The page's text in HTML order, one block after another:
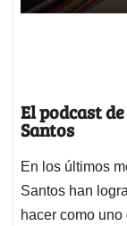
El podcast
Santos
En los últimos
Santos han
hacer como